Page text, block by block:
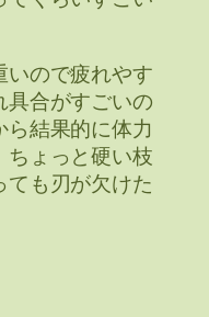
ので疲れやす
合がすごいの
結果的に体力
ょっと硬い枝
も刃が欠けた